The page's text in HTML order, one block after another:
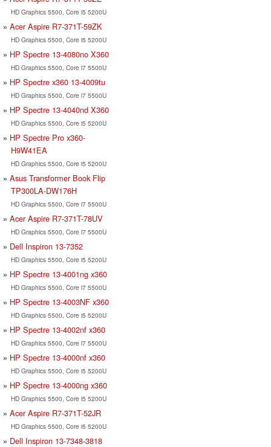
HD Graphics 5500, Core i5 5200U
Acer Aspire R7-371T-59ZK
HD Graphics 5500, Core i5 5200U
HP Spectre 13-4080no X360
HD Graphics 5500, Core i7 5500U
HP Spectre x360 13-4009tu
HD Graphics 5500, Core i7 5500U
HP Spectre 13-4040nd X360
HD Graphics 5500, Core i5 5200U
HP Spectre Pro x360-
H9W41EA
HD Graphics 5500, Core i5 5200U
Asus Transformer Book Flip
TP300LA-DW176H
HD Graphics 5500, Core i7 5500U
Acer Aspire R7-371T-78UV
HD Graphics 5500, Core i7 5500U
Dell Inspiron 13-7352
HD Graphics 5500, Core i5 5200U
HP Spectre 13-4001ng x360
HD Graphics 5500, Core i7 5500U
HP Spectre 13-4003NF x360
HD Graphics 5500, Core i5 5200U
HP Spectre 13-4002nf x360
HD Graphics 5500, Core i7 5500U
HP Spectre 13-4000nf x360
HD Graphics 5500, Core i5 5200U
HP Spectre 13-4000ng x360
HD Graphics 5500, Core i5 5200U
Acer Aspire R7-371T-52JR
HD Graphics 5500, Core i5 5200U
Dell Inspiron 13-7348-3818